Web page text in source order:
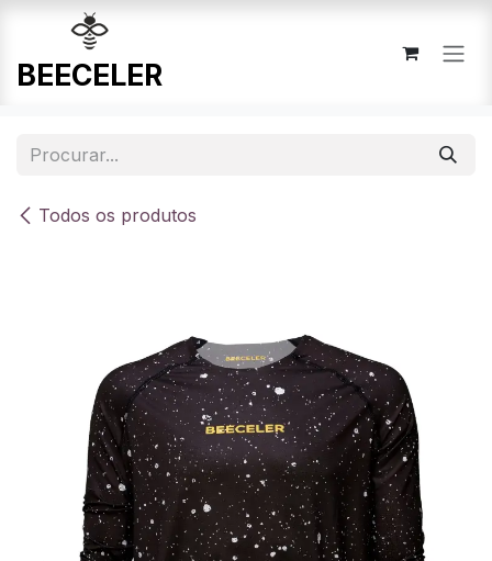
Pular para o conteúdo
Todos os produtos